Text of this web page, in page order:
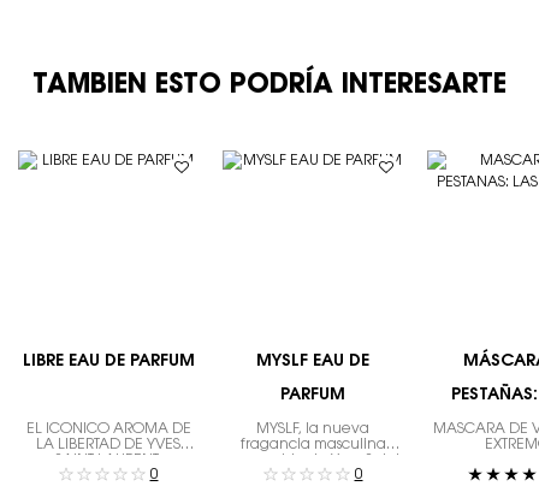
TAMBIEN ESTO PODRÍA INTERESARTE
LIBRE EAU DE PARFUM
EL ICÓNICO AROMA DE
LA LIBERTAD DE YVES
0
MYSLF EAU DE
PARFUM
MYSLF, la nueva
fragancia masculina
Laurent. La expresión del
0
MÁSCARA DE